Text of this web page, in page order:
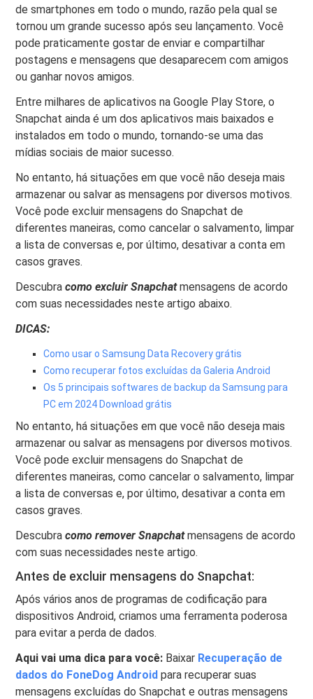
de smartphones em todo o mundo, razão pela qual se
tornou um grande sucesso após seu lançamento. Você
pode praticamente gostar de enviar e compartilhar
postagens e mensagens que desaparecem com amigos
ou ganhar novos amigos.
Entre milhares de aplicativos na Google Play Store, o
Snapchat ainda é um dos aplicativos mais baixados e
instalados em todo o mundo, tornando-se uma das
mídias sociais de maior sucesso.
No entanto, há situações em que você não deseja mais
armazenar ou salvar as mensagens por diversos motivos.
Você pode excluir mensagens do Snapchat de
diferentes maneiras, como cancelar o salvamento, limpar
a lista de conversas e, por último, desativar a conta em
casos graves.
Descubracomo excluir Snapchatmensagens de acordo
com suas necessidades neste artigo abaixo.
DICAS:
Como usar o Samsung Data Recovery grátis
Como recuperar fotos excluídas da Galeria Android
Os 5 principais softwares de backup da Samsung para
PC em 2024 Download grátis
No entanto, há situações em que você não deseja mais
armazenar ou salvar as mensagens por diversos motivos.
Você pode excluir mensagens do Snapchat de
diferentes maneiras, como cancelar o salvamento, limpar
a lista de conversas e, por último, desativar a conta em
casos graves.
Descubracomo remover Snapchatmensagens de acordo
com suas necessidades neste artigo.
Antes de excluir mensagens do Snapchat:
Após vários anos de programas de codificação para
dispositivos Android, criamos uma ferramenta poderosa
para evitar a perda de dados.
Aqui vai uma dica para você: Baixar Recuperação de
dados do FoneDog Android para recuperar suas
mensagens excluídas do Snapchat e outras mensagens